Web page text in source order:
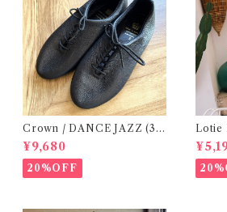
Crown / DANCE JAZZ (3:2
2cm / 6:24-24,5 ) Black
¥9,680
20%OFF
Lotie
(12m-